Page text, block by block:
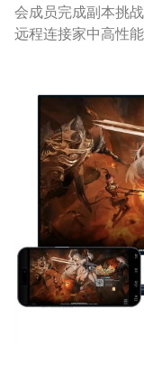
会成员完成副本挑
远程连接家中高性